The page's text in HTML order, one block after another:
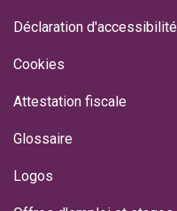
Déclaration d'accessibilité
Cookies
Attestation fiscale
Glossaire
Logos